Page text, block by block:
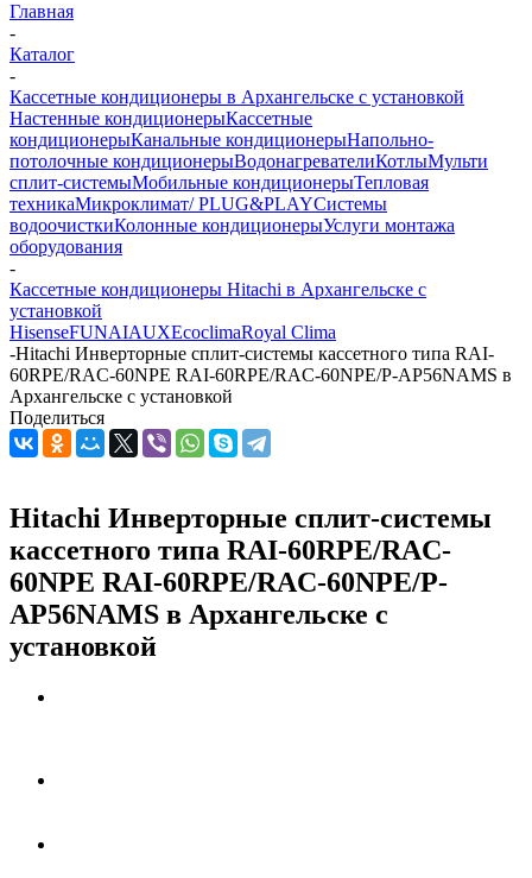
Главная
-
Каталог
-
Кассетные кондиционеры в Архангельске с установкой
Настенные кондиционерыКассетные
кондиционерыКанальные кондиционерыНапольно-
потолочные кондиционерыВодонагревателиКотлыМульти
сплит-системыМобильные кондиционерыТепловая
техникаМикроклимат/ PLUG&PLAYСистемы
водоочисткиКолонные кондиционерыУслуги монтажа
оборудования
-
Кассетные кондиционеры Hitachi в Архангельске с
установкой
HisenseFUNAIAUXEcoclimaRoyal Clima
-Hitachi Инверторные сплит-системы кассетного типа RAI-
60RPE/RAC-60NPE RAI-60RPE/RAC-60NPE/P-AP56NAMS в
Архангельске с установкой
Поделиться
Hitachi Инверторные сплит-системы
кассетного типа RAI-60RPE/RAC-
60NPE RAI-60RPE/RAC-60NPE/P-
AP56NAMS в Архангельске с
установкой